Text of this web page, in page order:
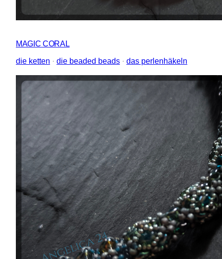
MAGIC CORAL
die ketten · die beaded beads · das perlenhäkeln